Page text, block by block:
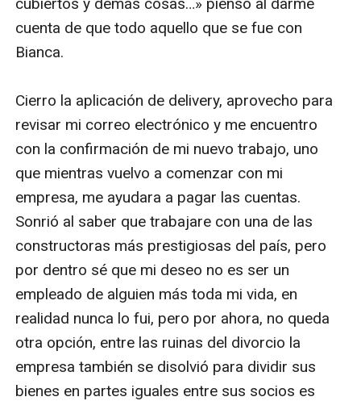
cuenta de que todo aquello que se fue con
Bianca.
Cierro la aplicación de delivery, aprovecho para
revisar mi correo electrónico y me encuentro
con la confirmación de mi nuevo trabajo, uno
que mientras vuelvo a comenzar con mi
empresa, me ayudara a pagar las cuentas.
Sonrió al saber que trabajare con una de las
constructoras más prestigiosas del país, pero
por dentro sé que mi deseo no es ser un
empleado de alguien más toda mi vida, en
realidad nunca lo fui, pero por ahora, no queda
otra opción, entre las ruinas del divorcio la
empresa también se disolvió para dividir sus
bienes en partes iguales entre sus socios es